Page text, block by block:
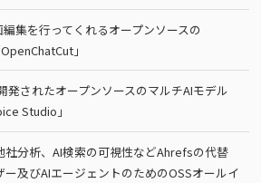
集を行ってくれるオープンソースの
」
発されたオープンソースのマルチAIモデル
Studio」
社分析、AI検索の可視性などAhrefsの代替
ー及びAIエージェントのためのOSSオールイ